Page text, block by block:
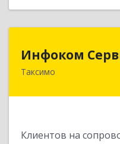
Инфоком
Таксимо
Клиентов на
671560,